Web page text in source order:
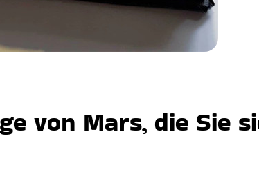
von Mars, die Sie